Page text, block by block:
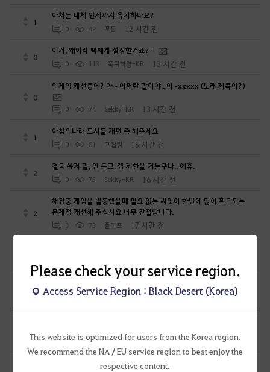
Please check your service region.
Access Service Region : Black Desert (Korea)
This website is optimized for users from the Korea region.
We recommend the NA / EU service region to best enjoy the
respective content.
1
아처는 대체 언제까지 유기하나요?
0 42 꼬물 12 시간 전
0
이거, 왜이리 빡쎄게 설정한거죠? ''
0 113 흑귀하양-KR 13 시간 전
0
인게임 캐선중에? 아~ 어쩌란 말이야.. 이~xxxxx (노래 제목이?)
0 74 Sekky-KR 13 시간 전
1
아침의나라 도시들 개편 좀 해주세요
0 81 고집킹 15 시간 전
2
결국 유저 말, 안 듣고. 렙 제한을 거는구나.. 에휴.
0 75 Sekky-KR 16 시간 전
2
채집중 게임을 발동했을때 필요 없는 씨앗이 한번에 많이 획득되는
문제점 개선해 주십시요 너무 간절합니다.
0 73 폴리프 17 시간 전
1
전승 각성 선택 할 때 전승 각성 스킬이 아닌 일반 스킬 찍혀있어서
전승 각성 선택 할 수 없어요.
1
0 62 낭만가이 19 시간 전
새벽의 정수 1:1교환 반대로도 가능하게해주세요